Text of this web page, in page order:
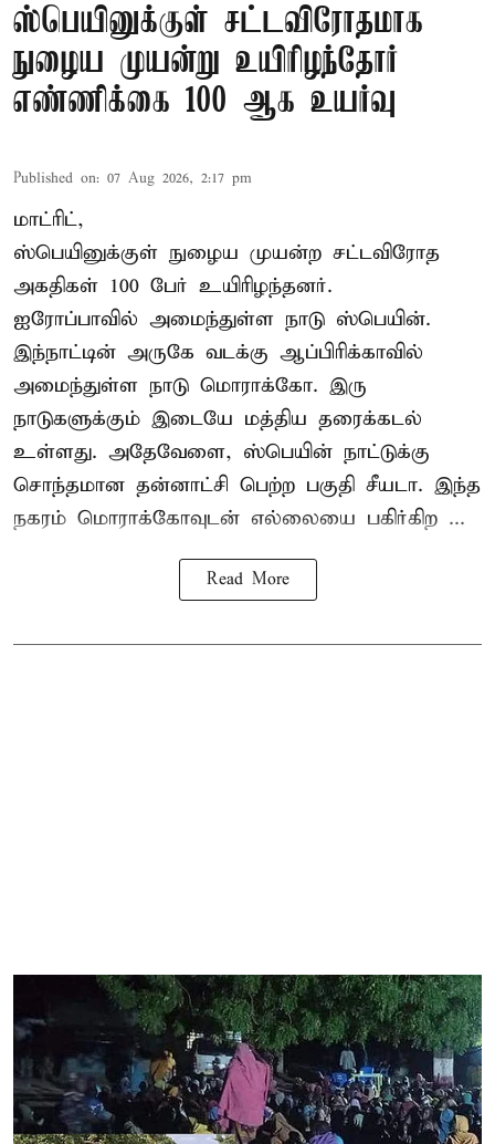
ஸ்பெயினுக்குள் சட்டவிரோதமாக
நுழைய முயன்று உயிரிழந்தோர்
எண்ணிக்கை 100 ஆக உயர்வு
Published on: 07 Aug 2026, 2:17 pm
மாட்ரிட்,
ஸ்பெயினுக்குள் நுழைய முயன்ற சட்டவிரோத
அகதிகள் 100 பேர் உயிரிழந்தனர்.
ஐரோப்பாவில் அமைந்துள்ள நாடு ஸ்பெயின்.
இந்நாட்டின் அருகே வடக்கு ஆப்பிரிக்காவில்
அமைந்துள்ள நாடு மொராக்கோ. இரு
நாடுகளுக்கும் இடையே மத்திய தரைக்கடல்
உள்ளது. அதேவேளை, ஸ்பெயின் நாட்டுக்கு
சொந்தமான தன்னாட்சி பெற்ற பகுதி சீயடா. இந்த
நகரம் மொராக்கோவுடன் எல்லையை பகிர்கிற ...
Read More